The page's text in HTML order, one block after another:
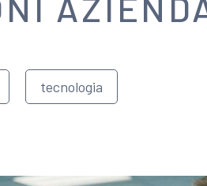
tecnologia